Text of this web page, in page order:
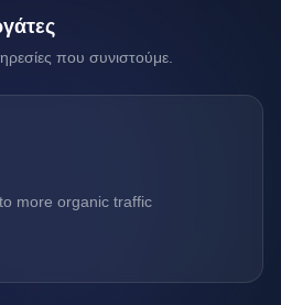
που συνιστούμε.
more organic traffic